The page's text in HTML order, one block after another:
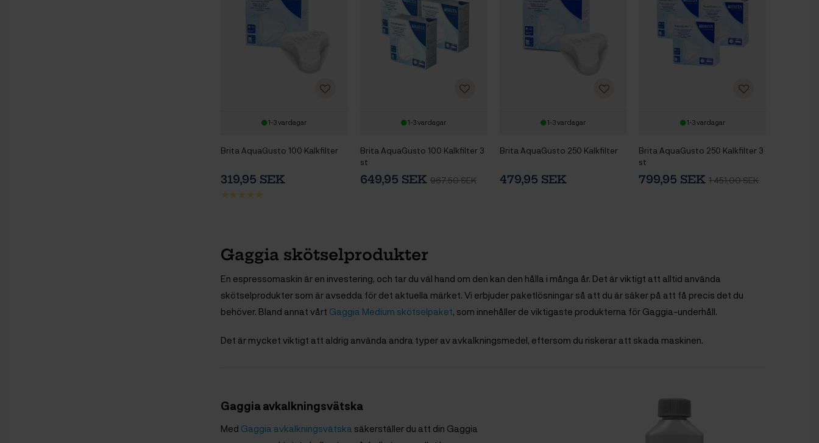
1-3 vardagar
Brita AquaGusto 100 Kalkfilter
319,95 SEK
1-3 vardagar
Brita AquaGusto 100 Kalkfilter 3
st
649,95 SEK 967,50 SEK
1-3 vardagar
Brita AquaGusto 250 Kalkfilter
479,95 SEK
1-3 vardagar
Brita AquaGusto 250 Kalkfilter 3
st
799,95 SEK1 451,00 SEK
Gaggia skötselprodukter
En espressomaskin är en investering, och tar du väl hand om den kan den hålla i många år. Det är viktigt att alltid använda
skötselprodukter som är avsedda för det aktuella märket. Vi erbjuder paketlösningar så att du är säker på att få precis det du
behöver. Bland annat vårt Gaggia Medium skötselpaket, som innehåller de viktigaste produkterna för Gaggia-underhåll.
Det är mycket viktigt att aldrig använda andra typer av avkalkningsmedel, eftersom du riskerar att skada maskinen.
Gaggia avkalkningsvätska
Med Gaggia avkalkningsvätska säkerställer du att din Gaggia